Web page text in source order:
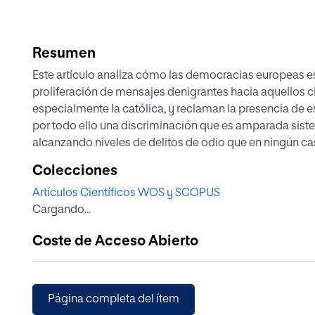
Resumen
Este artículo analiza cómo las democracias europeas
proliferación de mensajes denigrantes hacia aquellos
especialmente la católica, y reclaman la presencia de
por todo ello una discriminación que es amparada
alcanzando niveles de delitos de odio que en ningún
Los delitos de odio por motivos religiosos hacia el
legitimando las afrentas hacia una religión que se
a los que se etiqueta como privilegiados
político de la laicidad del Estado, se demoniza como
creyente católico que, desde el respeto absoluto a
como manifesta-ción de un laicismo que se ha
ámbito púbico cualquier vinculación de Dios en las
Colecciones
Artículos Científicos WOS y SCOPUS
Cargando...
Coste de Acceso Abierto
Página completa del ítem